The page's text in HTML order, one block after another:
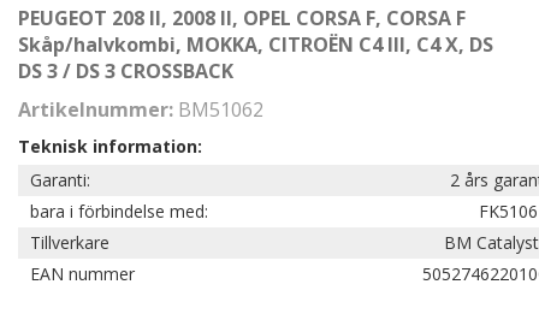
PEUGEOT 208 II, 2008 II, OPEL CORSA F, CORSA F
Skåp/halvkombi, MOKKA, CITROËN C4 III, C4 X, DS
DS 3 / DS 3 CROSSBACK
Artikelnummer: BM51062
Teknisk information:
Garanti:
2 års
bara i förbindelse med:
Tillverkare
BM
EAN nummer